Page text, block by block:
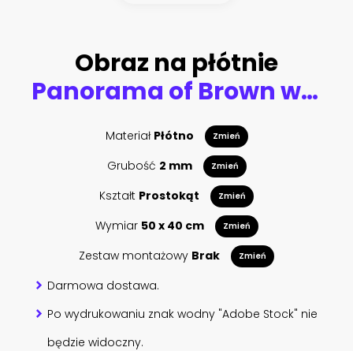
Obraz na płótnie
Panorama of Brown wood fence texture and background
Materiał Płótno Zmień
Grubość 2 mm Zmień
Kształt Prostokąt Zmień
Wymiar 50 x 40 cm Zmień
Zestaw montażowy Brak Zmień
Darmowa dostawa.
Po wydrukowaniu znak wodny "Adobe Stock" nie
będzie widoczny.